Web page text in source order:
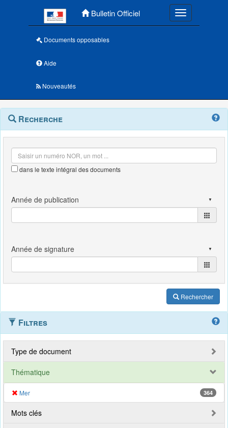
Bulletin Officiel Toggle
Documents opposables
Aide
Nouveautés
Navigation
outils
Menu
contextuel
Recherche
dans le texte intégral des documents
Rechercher
Filtres
Type de document
Thématique
Mer 364
Mots clés